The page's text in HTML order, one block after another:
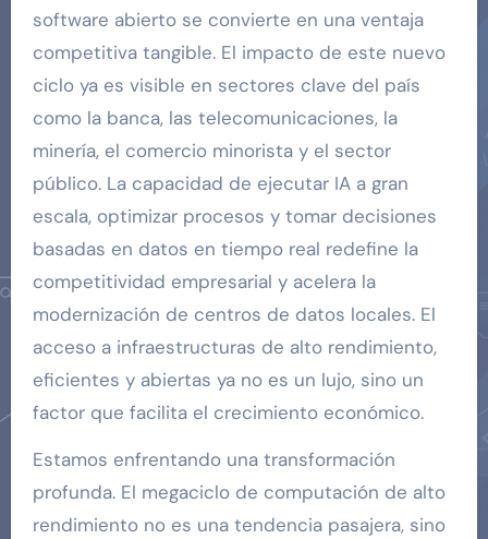
software abierto se convierte en una ventaja
competitiva tangible. El impacto de este nuevo
ciclo ya es visible en sectores clave del país
como la banca, las telecomunicaciones, la
minería, el comercio minorista y el sector
público. La capacidad de ejecutar IA a gran
escala, optimizar procesos y tomar decisiones
basadas en datos en tiempo real redefine la
competitividad empresarial y acelera la
modernización de centros de datos locales. El
acceso a infraestructuras de alto rendimiento,
eficientes y abiertas ya no es un lujo, sino un
factor que facilita el crecimiento económico.
Estamos enfrentando una transformación
profunda. El megaciclo de computación de alto
rendimiento no es una tendencia pasajera, sino